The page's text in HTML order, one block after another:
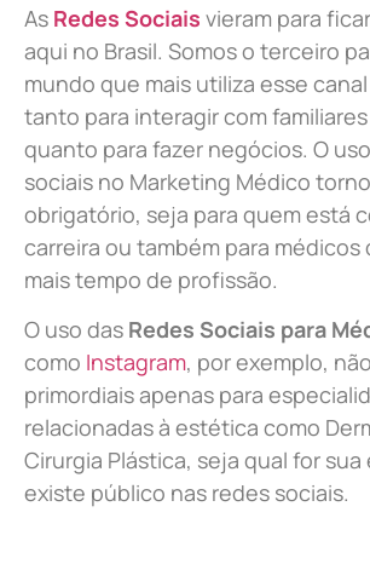
As Redes Sociais vieram para
aqui no Brasil. Somos o terceiro
mundo que mais utiliza esse
tanto para interagir com
quanto para fazer negócios. O
sociais no Marketing Médico
obrigatório, seja para quem está
carreira ou também para médicos
mais tempo de profissão.
O uso das Redes Sociais para
como Instagram, por exemplo,
primordiais apenas para
relacionadas à estética como
Cirurgia Plástica, seja qual for sua
existe público nas redes sociais.